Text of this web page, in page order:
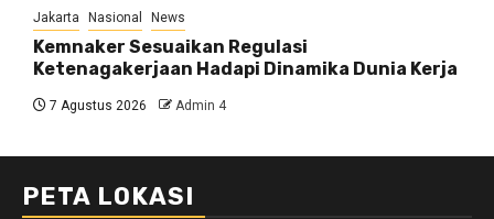
Jakarta Nasional News
Kemnaker Sesuaikan Regulasi
Ketenagakerjaan Hadapi Dinamika Dunia Kerja
7 Agustus 2026 Admin 4
PETA LOKASI